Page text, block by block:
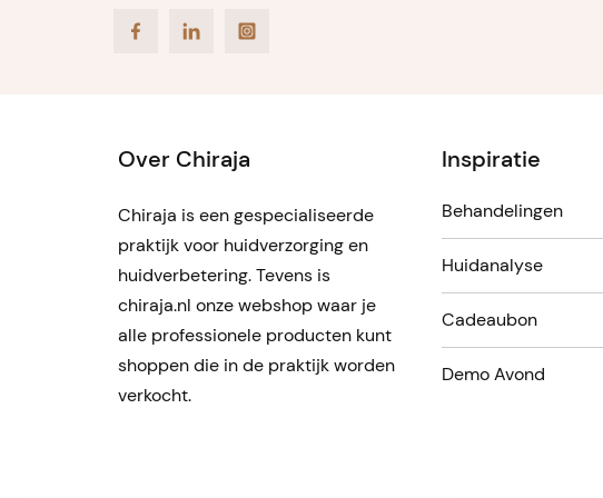
FacebookLinkedIn Instagram
Over Chiraja
Chiraja is een gespecialiseerde
praktijk voor huidverzorging en
huidverbetering. Tevens is
chiraja.nl onze webshop waar je
alle professionele producten kunt
shoppen die in de praktijk worden
verkocht.
Inspiratie
Behandelingen
Huidanalyse
Cadeaubon
Demo Avond